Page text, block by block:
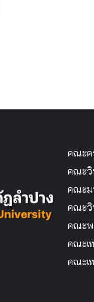
คณะค
คณะวิ
คณะม
คณะวิ
คณะพ
คณะเ
คณะเ